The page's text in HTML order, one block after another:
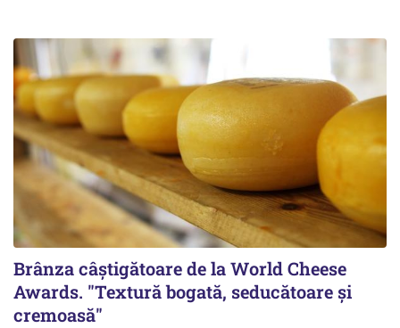
Brânza câștigătoare de la World Cheese
Awards. "Textură bogată, seducătoare și
cremoasă"